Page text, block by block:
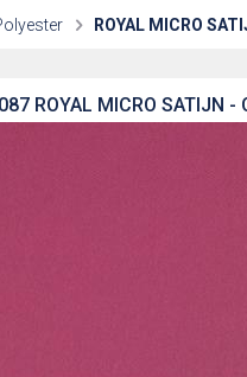
ROYAL MICRO
ROYAL MICRO SATIJN -